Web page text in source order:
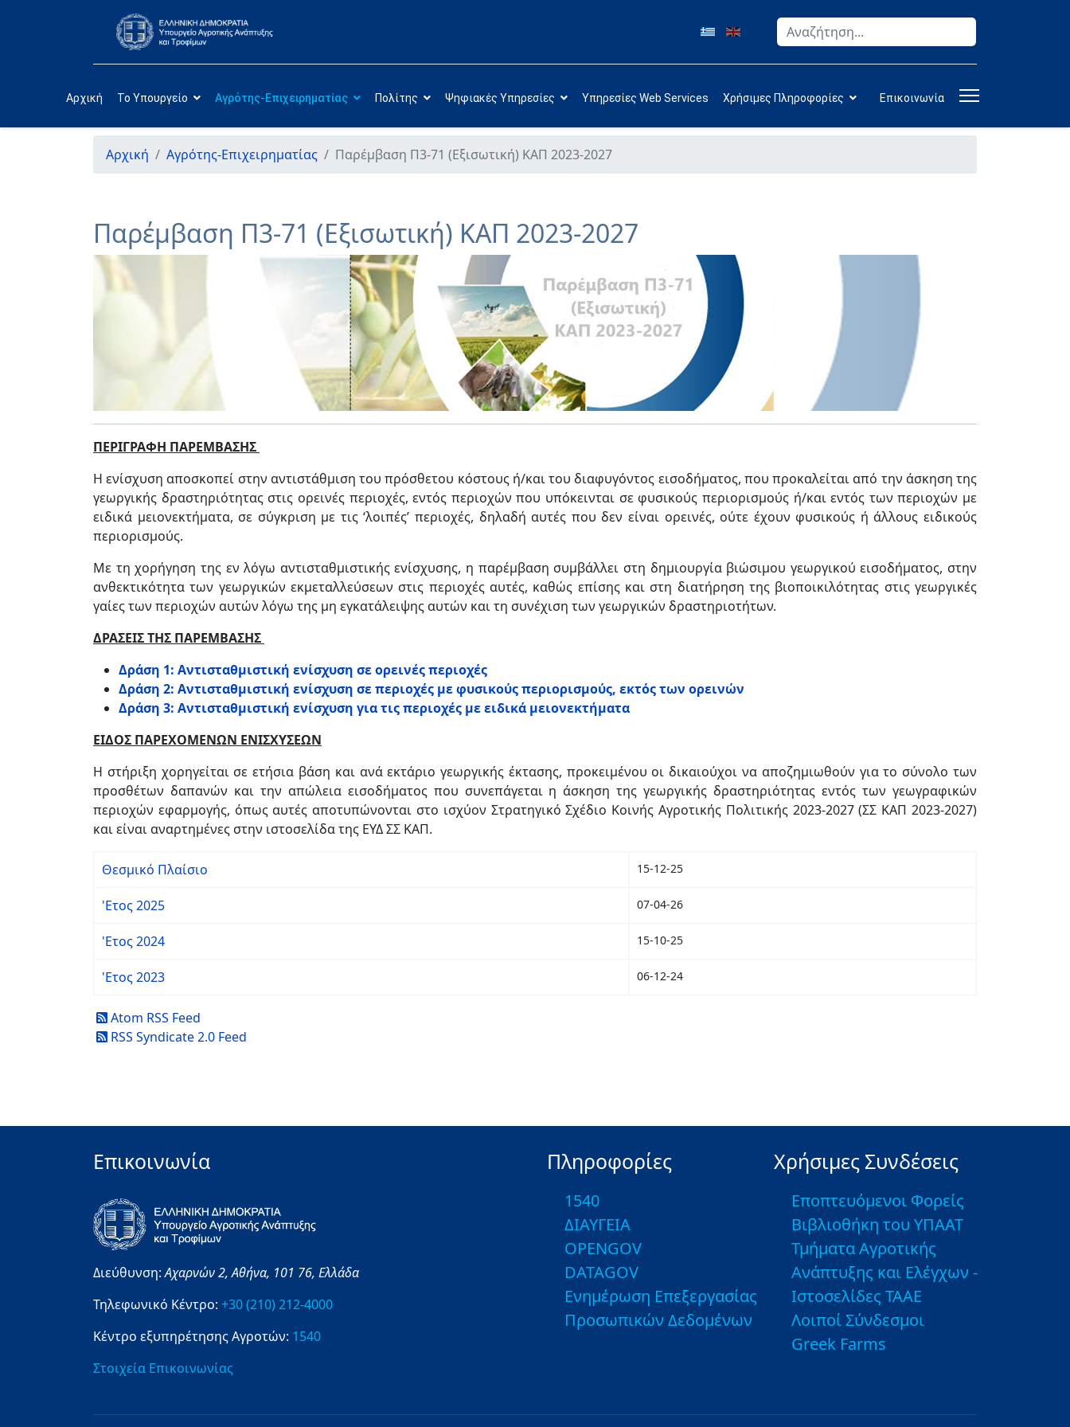
Αναζήτηση
Αρχική Το Υπουργείο Αγρότης-Επιχειρηματίας Πολίτης Ψηφιακές Υπηρεσίες Υπηρεσίες Web Services Χρήσιμες Πληροφορίες Επικοινωνία
Αρχική Αγρότης-Επιχειρηματίας Παρέμβαση Π3-71 (Εξισωτική) ΚΑΠ 2023-2027
Παρέμβαση Π3-71 (Εξισωτική) ΚΑΠ 2023-2027
ΠΕΡΙΓΡΑΦΗ ΠΑΡΕΜΒΑΣΗΣ
Η ενίσχυση αποσκοπεί στην αντιστάθμιση του πρόσθετου κόστους ή/και του διαφυγόντος εισοδήματος, που προκαλείται από την άσκηση της
γεωργικής δραστηριότητας στις ορεινές περιοχές, εντός περιοχών που υπόκεινται σε φυσικούς περιορισμούς ή/και εντός των περιοχών με
ειδικά μειονεκτήματα, σε σύγκριση με τις ‘λοιπές’ περιοχές, δηλαδή αυτές που δεν είναι ορεινές, ούτε έχουν φυσικούς ή άλλους ειδικούς
περιορισμούς.
Με τη χορήγηση της εν λόγω αντισταθμιστικής ενίσχυσης, η παρέμβαση συμβάλλει στη δημιουργία βιώσιμου γεωργικού εισοδήματος, στην
ανθεκτικότητα των γεωργικών εκμεταλλεύσεων στις περιοχές αυτές, καθώς επίσης και στη διατήρηση της βιοποικιλότητας στις γεωργικές
γαίες των περιοχών αυτών λόγω της μη εγκατάλειψης αυτών και τη συνέχιση των γεωργικών δραστηριοτήτων.
ΔΡΑΣΕΙΣ ΤΗΣ ΠΑΡΕΜΒΑΣΗΣ
Δράση 1: Αντισταθμιστική ενίσχυση σε ορεινές περιοχές
Δράση 2: Αντισταθμιστική ενίσχυση σε περιοχές με φυσικούς περιορισμούς, εκτός των ορεινών
Δράση 3: Αντισταθμιστική ενίσχυση για τις περιοχές με ειδικά μειονεκτήματα
ΕΙΔΟΣ ΠΑΡΕΧΟΜΕΝΩΝ ΕΝΙΣΧΥΣΕΩΝ
Η στήριξη χορηγείται σε ετήσια βάση και ανά εκτάριο γεωργικής έκτασης, προκειμένου οι δικαιούχοι να αποζημιωθούν για το σύνολο των
προσθέτων δαπανών και την απώλεια εισοδήματος που συνεπάγεται η άσκηση της γεωργικής δραστηριότητας εντός των γεωγραφικών
περιοχών εφαρμογής, όπως αυτές αποτυπώνονται στο ισχύον Στρατηγικό Σχέδιο Κοινής Αγροτικής Πολιτικής 2023-2027 (ΣΣ ΚΑΠ 2023-2027)
και είναι αναρτημένες στην ιστοσελίδα της ΕΥΔ ΣΣ ΚΑΠ.
Θεσμικό Πλαίσιο 15-12-25
'Ετος 2025 07-04-26
'Ετος 2024 15-10-25
'Ετος 2023 06-12-24
Atom RSS Feed
RSS Syndicate 2.0 Feed
Επικοινωνία
Διεύθυνση:Αχαρνών 2,Αθήνα, 101 76, Ελλάδα
Τηλεφωνικό Κέντρο: +30 (210) 212-4000
Κέντρο εξυπηρέτησης Αγροτών: 1540
Στοιχεία Επικοινωνίας
Πληροφορίες
1540
ΔΙΑΥΓΕΙΑ
OPENGOV
DATAGOV
Ενημέρωση Επεξεργασίας
Προσωπικών Δεδομένων
Χρήσιμες Συνδέσεις
Εποπτευόμενοι Φορείς
Βιβλιοθήκη του ΥΠΑΑΤ
Τμήματα Αγροτικής
Ανάπτυξης και Ελέγχων -
Ιστοσελίδες ΤΑΑΕ
Λοιποί Σύνδεσμοι
Greek Farms